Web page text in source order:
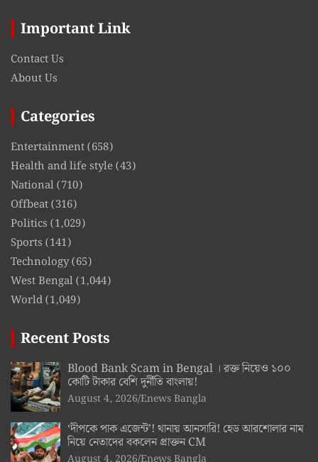
Important Link
Contact Us
About Us
Categories
Entertainment(658)
Health and life style(43)
National(710)
Offbeat(316)
Politics (1,029)
Sports (141)
Technology(65)
West Bengal(1,044)
World(1,049)
Recent Posts
Blood Bank Scam in Bengal । রক্ত নিয়েও ১০০
কোটি টাকার বেশি দুর্নীতি বাংলায়!
August 4, 2026 Enews Bangla
‘দীপকে পাক এজেন্ট’! থানায় আনসারি! হেড আরশোলার নাম
নিয়ে নেতাদের বকলেন প্রাক্তন CM